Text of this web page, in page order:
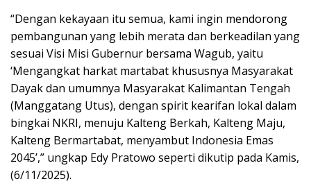
“Dengan kekayaan itu semua, kami ingin mendorong
pembangunan yang lebih merata dan berkeadilan yang
sesuai Visi Misi Gubernur bersama Wagub, yaitu
‘Mengangkat harkat martabat khususnya Masyarakat
Dayak dan umumnya Masyarakat Kalimantan Tengah
(Manggatang Utus), dengan spirit kearifan lokal dalam
bingkai NKRI, menuju Kalteng Berkah, Kalteng Maju,
Kalteng Bermartabat, menyambut Indonesia Emas
2045’,” ungkap Edy Pratowo seperti dikutip pada Kamis,
(6/11/2025).